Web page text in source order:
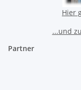
Hier
...und
Partner